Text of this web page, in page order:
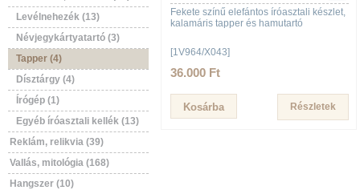
Levélnehezék (13)
Névjegykártyatartó (3)
Tapper (4)
Dísztárgy (4)
Írógép (1)
Egyéb íróasztali kellék (13)
Reklám, relikvia (39)
Vallás, mitológia (168)
Hangszer (10)
Fekete színű elefántos íróasztali készlet,
kalamáris tapper és hamutartó
[1V964/X043]
36.000 Ft
Részletek